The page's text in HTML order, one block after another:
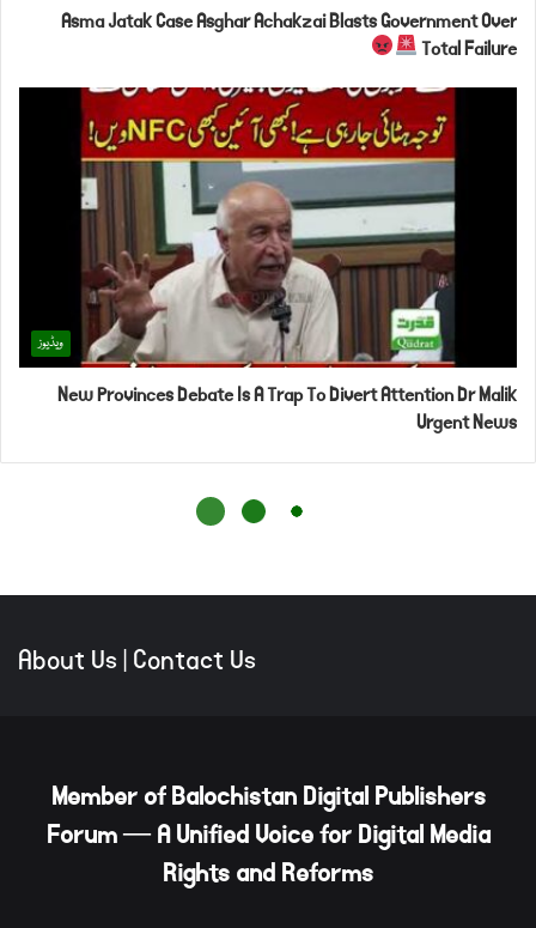
About Us|Contact Us
Member of Balochistan Digital Publishers
Forum — A Unified Voice for Digital Media
Rights and Reforms